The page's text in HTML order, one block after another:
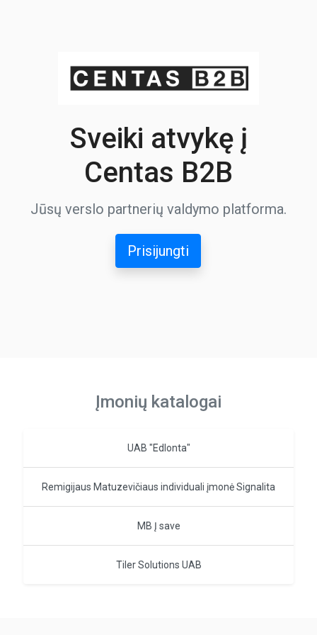
Sveiki atvykę į
Centas B2B
Jūsų verslo partnerių valdymo platforma.
Prisijungti
Įmonių katalogai
UAB "Edlonta"
Remigijaus Matuzevičiaus individuali įmonė Signalita
MB Į save
Tiler Solutions UAB